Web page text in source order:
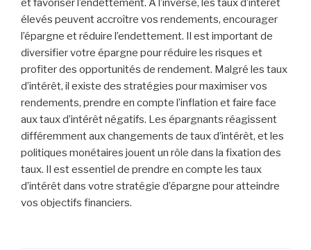
et favoriser l’endettement. À l’inverse, les taux d’intérêt
élevés peuvent accroître vos rendements, encourager
l’épargne et réduire l’endettement. Il est important de
diversifier votre épargne pour réduire les risques et
profiter des opportunités de rendement. Malgré les taux
d’intérêt, il existe des stratégies pour maximiser vos
rendements, prendre en compte l’inflation et faire face
aux taux d’intérêt négatifs. Les épargnants réagissent
différemment aux changements de taux d’intérêt, et les
politiques monétaires jouent un rôle dans la fixation des
taux. Il est essentiel de prendre en compte les taux
d’intérêt dans votre stratégie d’épargne pour atteindre
vos objectifs financiers.